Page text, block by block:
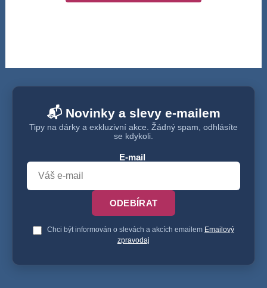
📬 Novinky a slevy e-mailem
Tipy na dárky a exkluzivní akce. Žádný spam, odhlásíte
se kdykoli.
E-mail
ODEBÍRAT
Chci být informován o slevách a akcích emailem Emailový
zpravodaj